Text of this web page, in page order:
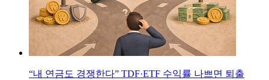
“내 연금도 경쟁한다” TDF·ETF 수익률 나쁘면 퇴출